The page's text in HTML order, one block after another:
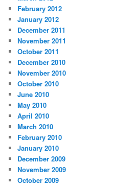
February 2012
January 2012
December 2011
November 2011
October 2011
December 2010
November 2010
October 2010
June 2010
May 2010
April 2010
March 2010
February 2010
January 2010
December 2009
November 2009
October 2009